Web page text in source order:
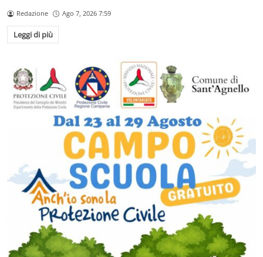
Redazione Ago 7, 2026 7:59
Leggi di più